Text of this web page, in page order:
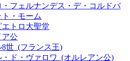
・フェルナンデス・デ・コルドバ
・モーム
エトロ大聖堂
ア公
世_(フランス王)
・ド・ヴァロワ_(オルレアン公)